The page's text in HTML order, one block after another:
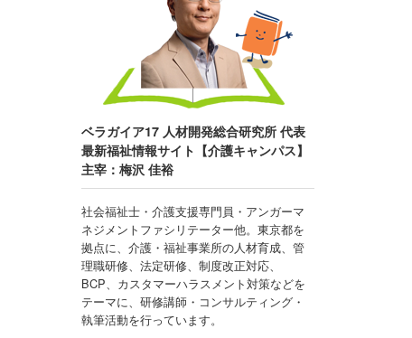
ベラガイア17 人材開発総合研究所 代表
最新福祉情報サイト【介護キャンパス】
主宰：梅沢 佳裕
社会福祉士・介護支援専門員・アンガーマ
ネジメントファシリテーター他。東京都を
拠点に、介護・福祉事業所の人材育成、管
理職研修、法定研修、制度改正対応、
BCP、カスタマーハラスメント対策などを
テーマに、研修講師・コンサルティング・
執筆活動を行っています。